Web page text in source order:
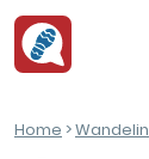
Home >